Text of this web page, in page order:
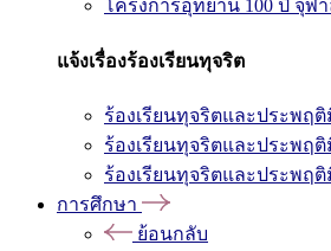
โครงการอุทยาน 100 ปี จุฬ
แจ้งเรื่องร้องเรียนทุจริต
ร้องเรียนทุจริตและประพฤ
ร้องเรียนทุจริตและประพฤ
ร้องเรียนทุจริตและประพฤ
การศึกษา
ย้อนกลับ